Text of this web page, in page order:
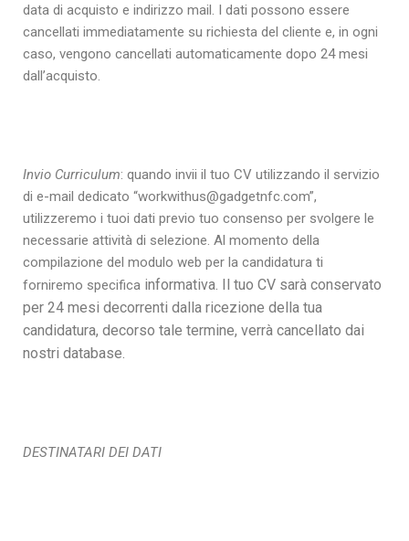
data di acquisto e indirizzo mail. I dati possono essere
cancellati immediatamente su richiesta del cliente e, in ogni
caso, vengono cancellati automaticamente dopo 24 mesi
dall’acquisto.
Invio Curriculum: quando invii il tuo CV utilizzando il servizio
di e-mail dedicato “workwithus@gadgetnfc.com”,
utilizzeremo i tuoi dati previo tuo consenso per svolgere le
necessarie attività di selezione. Al momento della
compilazione del modulo web per la candidatura ti
forniremo specifica informativa. Il tuo CV sarà conservato
per 24 mesi decorrenti dalla ricezione della tua
candidatura, decorso tale termine, verrà cancellato dai
nostri database.
DESTINATARI DEI DATI